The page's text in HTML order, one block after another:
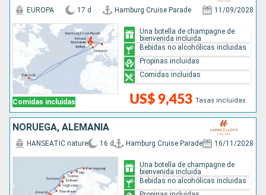
Comidas incluidas
EUROPA 17 d Hamburg Cruise Parade 11/09/2028
US$ 9,453 Tasas incluidas
Una botella de champagne de
bienvenida incluida
Bebidas no alcohólicas incluidas
Propinas incluidas
Comidas incluidas
NORUEGA, ALEMANIA
HANSEATIC nature 16 d Hamburg Cruise Parade 16/11/2028
Una botella de champagne de
bienvenida incluida
Bebidas no alcohólicas incluidas